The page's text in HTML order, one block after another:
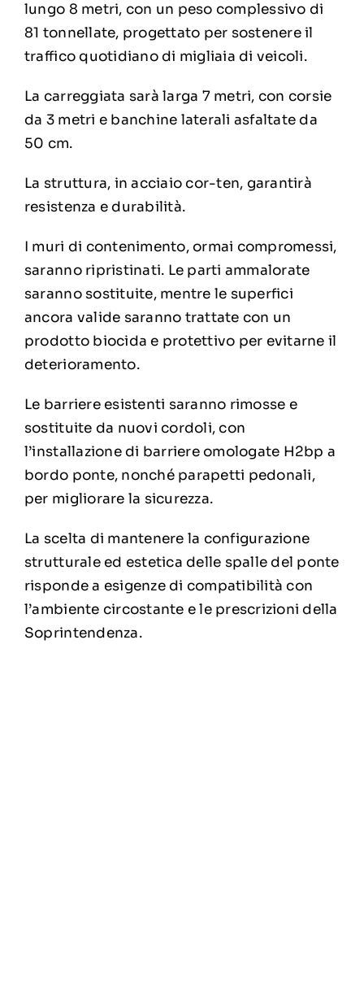
lungo 8 metri, con un peso complessivo di
81 tonnellate, progettato per sostenere il
traffico quotidiano di migliaia di veicoli.
La carreggiata sarà larga 7 metri, con corsie
da 3 metri e banchine laterali asfaltate da
50 cm.
La struttura, in acciaio cor-ten, garantirà
resistenza e durabilità.
I muri di contenimento, ormai compromessi,
saranno ripristinati. Le parti ammalorate
saranno sostituite, mentre le superfici
ancora valide saranno trattate con un
prodotto biocida e protettivo per evitarne il
deterioramento.
Le barriere esistenti saranno rimosse e
sostituite da nuovi cordoli, con
l’installazione di barriere omologate H2bp a
bordo ponte, nonché parapetti pedonali,
per migliorare la sicurezza.
La scelta di mantenere la configurazione
strutturale ed estetica delle spalle del ponte
risponde a esigenze di compatibilità con
l’ambiente circostante e le prescrizioni della
Soprintendenza.